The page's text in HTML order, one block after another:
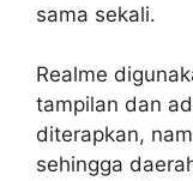
sama sekali.
Realme
tampilan dan
diterapkan,
sehingga